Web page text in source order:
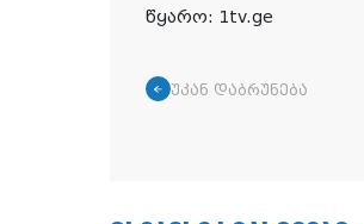
წყარო: 1tv.ge
უკან დაბრუნება